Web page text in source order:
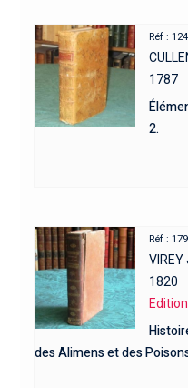
Réf :
1787
2.
Réf :
1820
des Alimens et des